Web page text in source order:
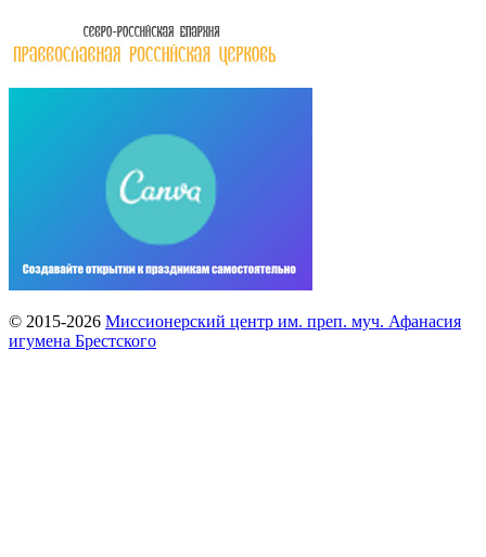
© 2015-2026 Миссионерский центр им. преп. муч. Афанасия
игумена Брестского